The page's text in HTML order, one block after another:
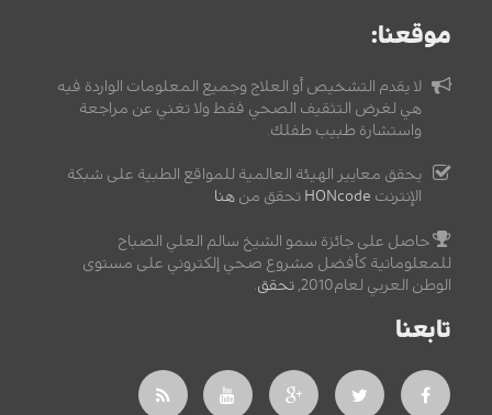
موقعنا:
لا يقدم التشخيص أو العلاج وجميع المعلومات الواردة فيه
هي لغرض التثقيف الصحي فقط ولا تغني عن مراجعة
واستشارة طبيب طفلك.
يحقق معايير الهيئة العالمية للمواقع الطبية على شبكة
الإنترنت HONcode تحقق من هنا
حاصل على جائزة سمو الشيخ سالم العلي الصباح
للمعلوماتية كأفضل مشروع صحي إلكتروني على مستوى
الوطن العربي لعام2010,
تحقق
تابعنا